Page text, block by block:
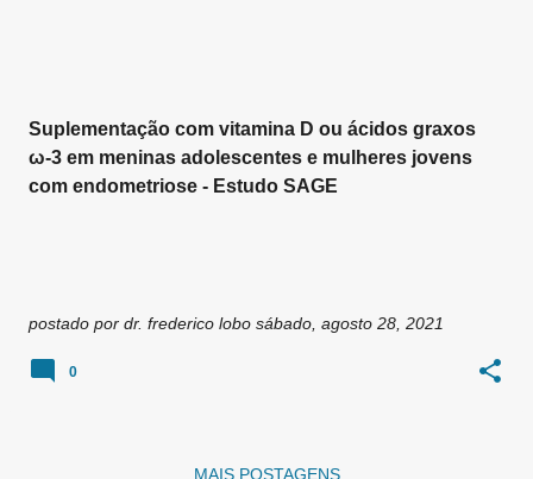
Suplementação com vitamina D ou ácidos graxos
ω-3 em meninas adolescentes e mulheres jovens
com endometriose - Estudo SAGE
postado por dr. frederico lobo sábado, agosto 28, 2021
0
MAIS POSTAGENS